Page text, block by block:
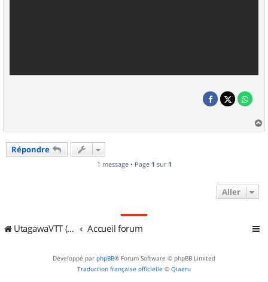
a
Répondre
1 message • Page 1 sur 1
Aller
UtagawaVTT (Randos VTT et VTTAE avec traces GPS) Accueil forum
Développé par phpBB® Forum Software © phpBB Limited
Traduction française officielle © Qiaeru